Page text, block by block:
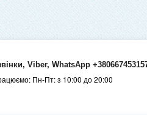
Viber, WhatsApp
Пн-Пт: з 10:00 до 20:00